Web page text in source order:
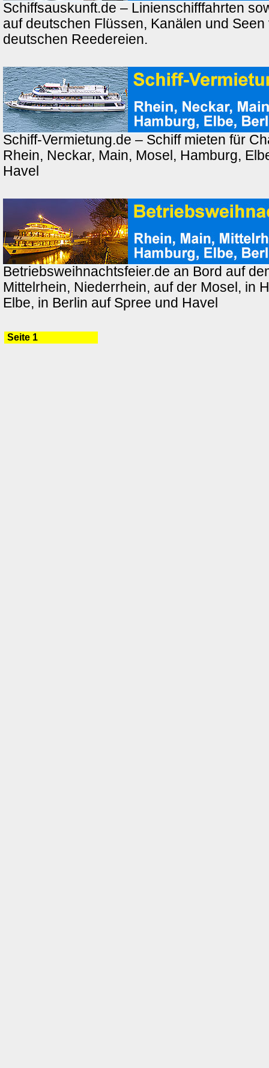
Schiffsauskunft.de – Linienschifffahrten
auf deutschen Flüssen, Kanälen und Seen
deutschen Reedereien.
Schiff-Vermietung.de – Schiff mieten für
Rhein, Neckar, Main, Mosel, Hamburg,
Havel
Betriebsweihnachtsfeier.de an Bord auf
Mittelrhein, Niederrhein, auf der Mosel, in
Elbe, in Berlin auf Spree und Havel
Seite 1